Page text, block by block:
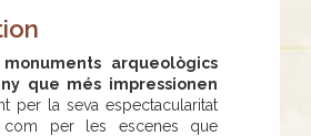
monuments arqueològics
que més impressionen
per la seva espectacularitat
com per les escenes que